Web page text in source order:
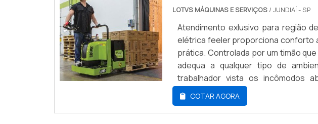
LOTVS MÁQUINAS E SERVIÇOS / JUNDIAÍ - SP
Atendimento exlusivo para região
elétrica feeler proporciona conforto
prática. Controlada por um timão
adequa a qualquer tipo de
trabalhador vista os incômodos
equipamentoRobusta e econômica:
é capa...
COTAR AGORA